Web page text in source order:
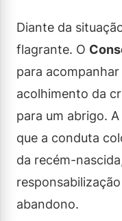
Diante da
flagrante. O
para
acolhimento da
para um abrigo.
que a conduta
da recém-
abandono.